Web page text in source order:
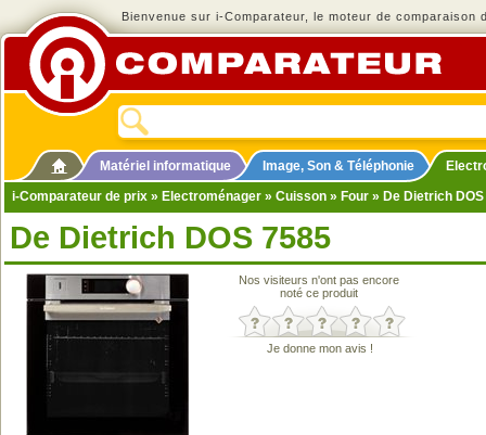
Bienvenue sur i-Comparateur, le moteur de comparaison
Matériel informatique Image, Son & Téléphonie
i-Comparateur de prix » Electroménager » Cuisson » Four » De Dietrich
De Dietrich DOS 7585
Nos visiteurs n'ont pas encore
noté ce produit
Je donne mon avis !